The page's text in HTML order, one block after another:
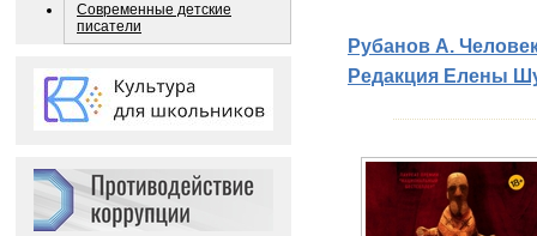
Современные детские
писатели
Рубанов А.
Редакция Елены